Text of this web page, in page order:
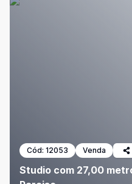
Cód: 12053 Venda
Studio com 27,00